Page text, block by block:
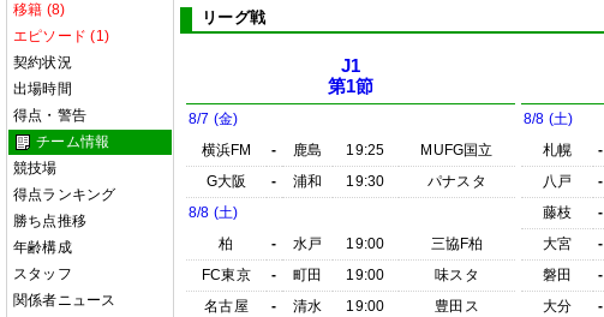
移籍 (8)
エピソード (1)
契約状況
出場時間
得点・警告
チーム情報
競技場
得点ランキング
勝ち点推移
年齢構成
スタッフ
関係者ニュース
リーグ戦
J1
第1節
8/7 (金)
横浜FM
- 鹿島 19:25
MUFG国立
G大阪
- 浦和 19:30
パナスタ
8/8 (土)
柏
- 水戸 19:00
三協F柏
FC東京
- 町田 19:00
味スタ
名古屋
- 清水 19:00
豊田ス
8/8 (土)
札幌
-
八戸
-
藤枝
-
大宮
-
磐田
-
大分
-